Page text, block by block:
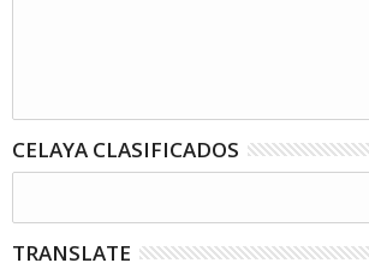
CELAYA CLASIFICADOS
TRANSLATE